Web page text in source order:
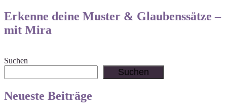
Erkenne deine Muster & Glaubenssätze –
mit Mira
Suchen
Suchen
Neueste Beiträge